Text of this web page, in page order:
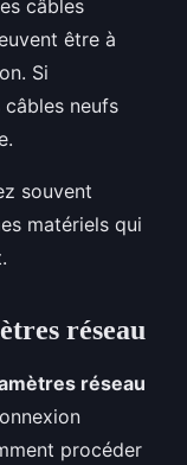
câbles
être à
Si
neufs
souvent
matériels qui
réseau
réseau
procéder